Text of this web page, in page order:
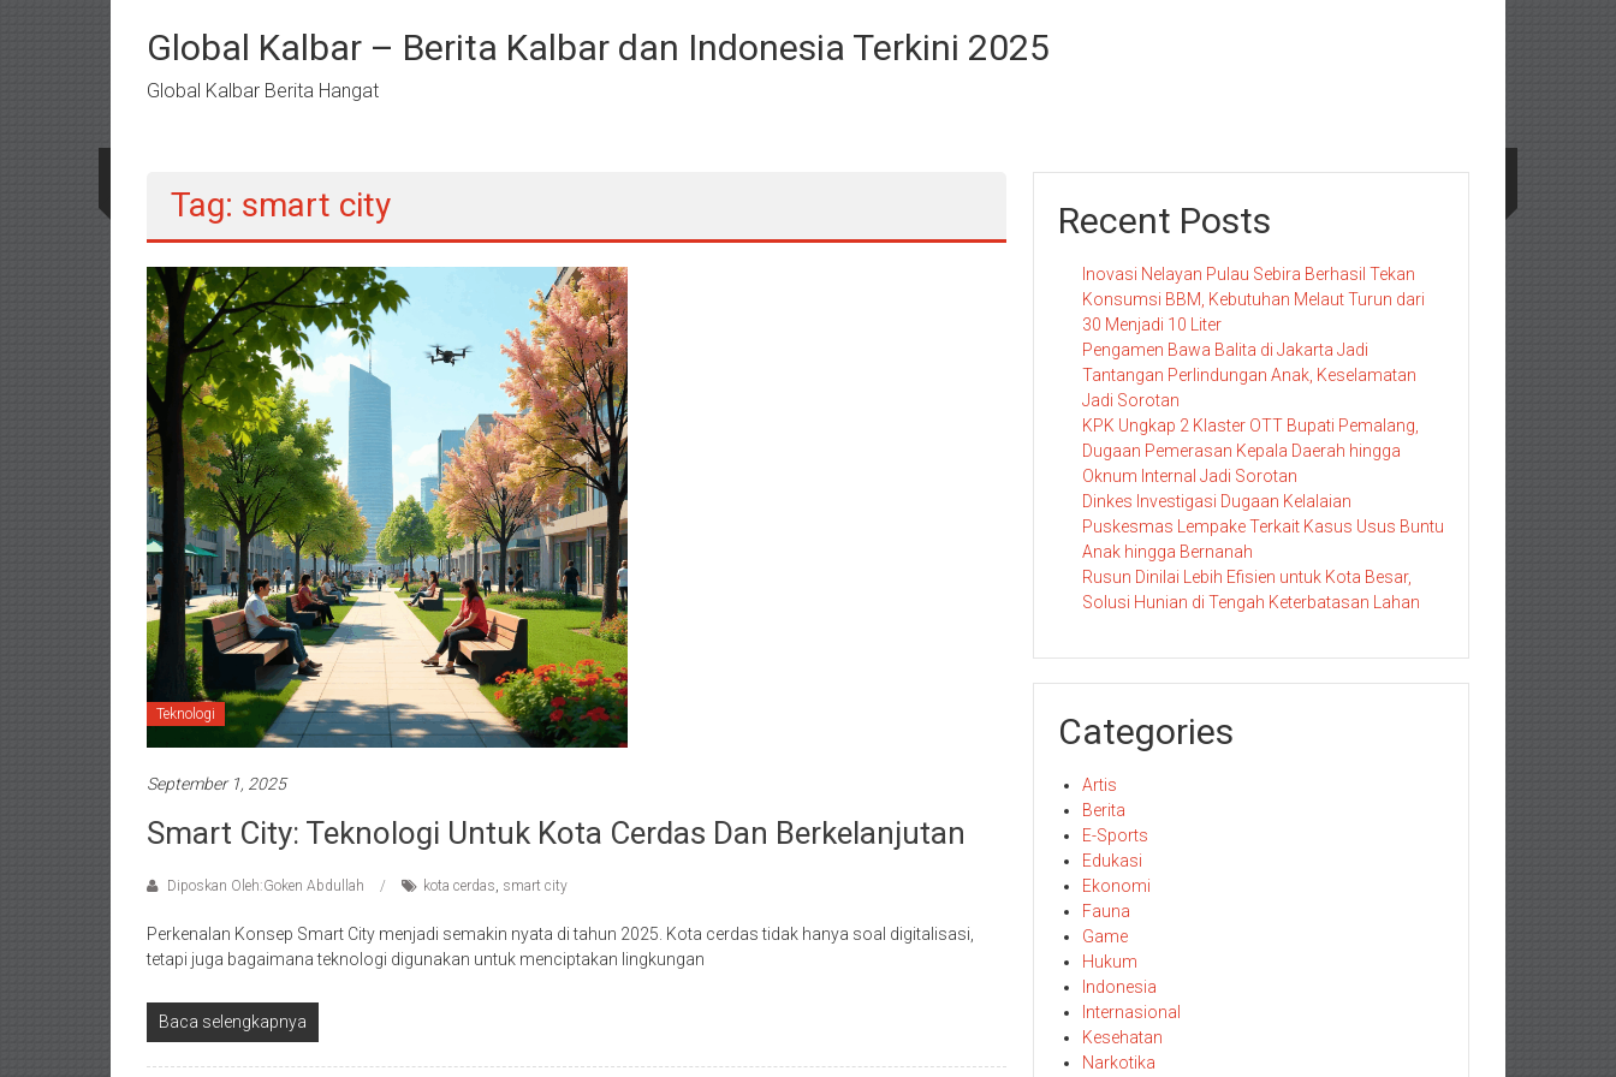
kontenGlobal Kalbar – Berita Kalbar dan Indonesia Terkini 2025
Global Kalbar Berita Hangat
Tag: smart city
Teknologi
September 1, 2025
Smart City: Teknologi Untuk Kota Cerdas Dan Berkelanjutan
Diposkan Oleh:Goken Abdullah kota cerdas, smart city
Perkenalan Konsep Smart City menjadi semakin nyata di tahun 2025. Kota cerdas tidak hanya soal digitalisasi,
tetapi juga bagaimana teknologi digunakan untuk menciptakan lingkungan
Baca selengkapnya
Recent Posts
Inovasi Nelayan Pulau Sebira Berhasil Tekan
Konsumsi BBM, Kebutuhan Melaut Turun dari
30 Menjadi 10 Liter
Pengamen Bawa Balita di Jakarta Jadi
Tantangan Perlindungan Anak, Keselamatan
Jadi Sorotan
KPK Ungkap 2 Klaster OTT Bupati Pemalang,
Dugaan Pemerasan Kepala Daerah hingga
Oknum Internal Jadi Sorotan
Dinkes Investigasi Dugaan Kelalaian
Puskesmas Lempake Terkait Kasus Usus Buntu
Anak hingga Bernanah
Rusun Dinilai Lebih Efisien untuk Kota Besar,
Solusi Hunian di Tengah Keterbatasan Lahan
Categories
Artis
Berita
E-Sports
Edukasi
Ekonomi
Fauna
Game
Hukum
Indonesia
Internasional
Kesehatan
Narkotika